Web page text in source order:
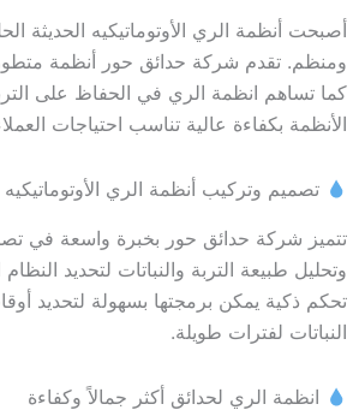
أصبحت أنظمة الري الأوتوماتيكيه
ومنظم. تقدم شركة حدائق حور أنظمة
كما تساهم انظمة الري في الحفاظ على
الأنظمة بكفاءة عالية تناسب احتياجات
تصميم وتركيب أنظمة الري
تتميز شركة حدائق حور بخبرة واسعة في
وتحليل طبيعة التربة والنباتات لتحديد
تحكم ذكية يمكن برمجتها بسهولة لتحديد
النباتات لفترات طويلة.
انظمة الري لحدائق أكثر جمالاً وكفاءة